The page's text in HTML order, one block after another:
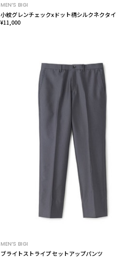
MEN’S BIGI
小紋グレンチェックxドット柄シルクネクタイ
¥11,000
MEN’S BIGI
ブライトストライプ セットアップパンツ